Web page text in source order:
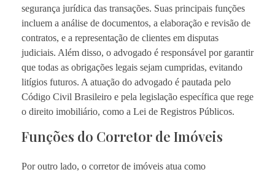
segurança jurídica das transações. Suas principais funções
incluem a análise de documentos, a elaboração e revisão de
contratos, e a representação de clientes em disputas
judiciais. Além disso, o advogado é responsável por garantir
que todas as obrigações legais sejam cumpridas, evitando
litígios futuros. A atuação do advogado é pautada pelo
Código Civil Brasileiro e pela legislação específica que rege
o direito imobiliário, como a Lei de Registros Públicos.
Funções do Corretor de Imóveis
Por outro lado, o corretor de imóveis atua como